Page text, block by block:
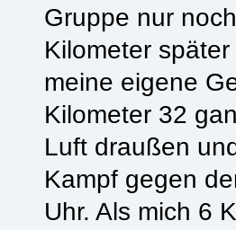
Gruppe nur
Kilometer
meine eigene
Kilometer 32
Luft draußen
Kampf gegen
Uhr. Als mich 6